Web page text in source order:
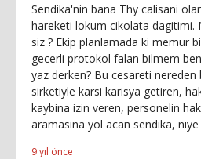
Sendika'nin bana Thy calisani
hareketi lokum cikolata dagitimi.
siz ? Ekip planlamada ki memur
gecerli protokol falan bilmem
yaz derken? Bu cesareti nereden
sirketiyle karsi karisya getiren,
kaybina izin veren, personelin
aramasina yol acan sendika, niye
9 yıl önce